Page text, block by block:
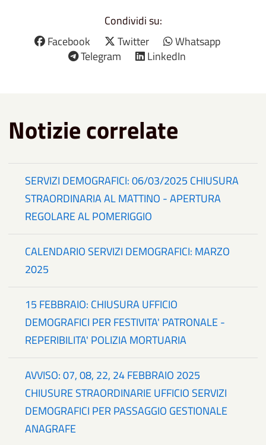
Condividi su:
Facebook
Twitter
Whatsapp
Telegram
LinkedIn
Notizie correlate
SERVIZI DEMOGRAFICI: 06/03/2025 CHIUSURA
STRAORDINARIA AL MATTINO - APERTURA
REGOLARE AL POMERIGGIO
CALENDARIO SERVIZI DEMOGRAFICI: MARZO
2025
15 FEBBRAIO: CHIUSURA UFFICIO
DEMOGRAFICI PER FESTIVITA' PATRONALE -
REPERIBILITA' POLIZIA MORTUARIA
AVVISO: 07, 08, 22, 24 FEBBRAIO 2025
CHIUSURE STRAORDINARIE UFFICIO SERVIZI
DEMOGRAFICI PER PASSAGGIO GESTIONALE
ANAGRAFE